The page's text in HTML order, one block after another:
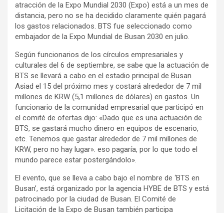
atracción de la Expo Mundial 2030 (Expo) está a un mes de
distancia, pero no se ha decidido claramente quién pagará
los gastos relacionados. BTS fue seleccionado como
embajador de la Expo Mundial de Busan 2030 en julio.
Según funcionarios de los círculos empresariales y
culturales del 6 de septiembre, se sabe que la actuación de
BTS se llevará a cabo en el estadio principal de Busan
Asiad el 15 del próximo mes y costará alrededor de 7 mil
millones de KRW (5,1 millones de dólares) en gastos. Un
funcionario de la comunidad empresarial que participó en
el comité de ofertas dijo: «Dado que es una actuación de
BTS, se gastará mucho dinero en equipos de escenario,
etc. Tenemos que gastar alrededor de 7 mil millones de
KRW, pero no hay lugar». eso pagaría, por lo que todo el
mundo parece estar postergándolo».
El evento, que se lleva a cabo bajo el nombre de ‘BTS en
Busan’, está organizado por la agencia HYBE de BTS y está
patrocinado por la ciudad de Busan. El Comité de
Licitación de la Expo de Busan también participa